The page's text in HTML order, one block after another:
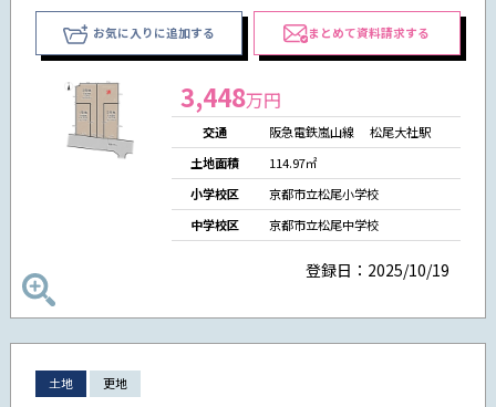
お気に入りに追加する まとめて資料請求する
3,448万円
交通
阪急電鉄嵐山線 松尾大社駅
土地面積
114.97㎡
小学校区
京都市立松尾小学校
中学校区
京都市立松尾中学校
登録日：2025/10/19
土地 更地